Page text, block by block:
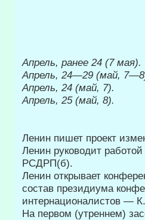
Апрель, ранее 24 (7 мая).
Апрель, 24—29 (май, 7—
Апрель, 24 (май, 7).
Апрель, 25 (май, 8).
Ленин пишет проект
Ленин руководит
РСДРП(б).
Ленин открывает
состав президиума
интернациона­листов —
На первом (утреннем)